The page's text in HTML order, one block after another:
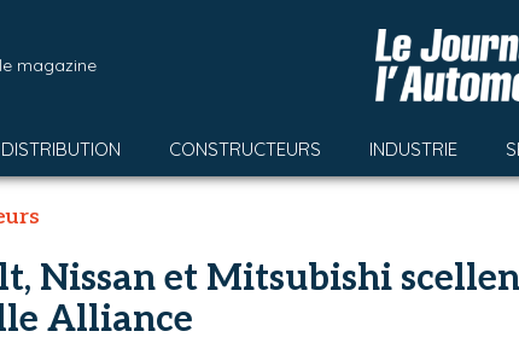
magazine
DISTRIBUTION CONSTRUCTEURS INDUSTRIE
Nissan et Mitsubishi
Alliance